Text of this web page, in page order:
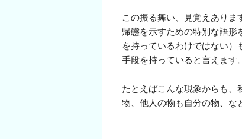
この振る舞い、見覚えあり
帰態を示すための特別な語
を持っているわけではない
手段を持っていると言えます。
たとえばこんな現象からも
物、他人の物も自分の物、な